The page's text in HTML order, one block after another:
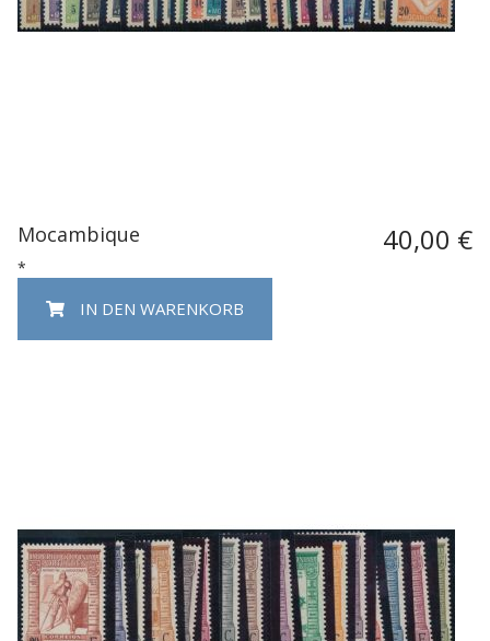
Mocambique 40,00 €
*
IN DEN WARENKORB